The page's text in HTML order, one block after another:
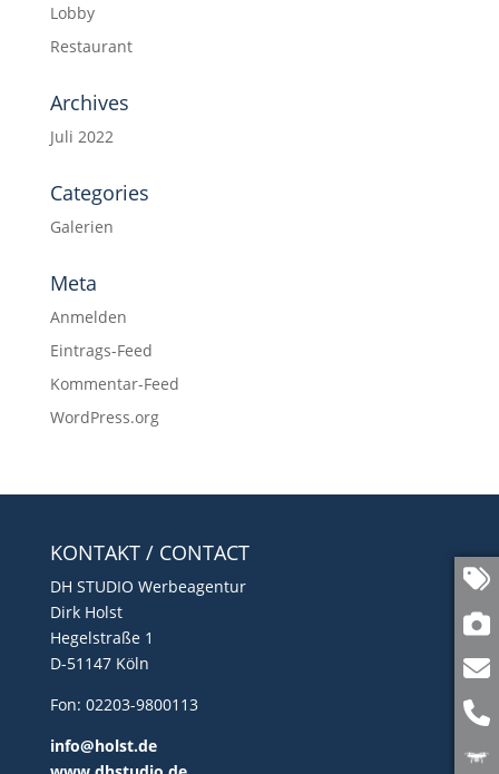
Lobby
Restaurant
Archives
Juli 2022
Categories
Galerien
Meta
Anmelden
Eintrags-Feed
Kommentar-Feed
WordPress.org
KONTAKT / CONTACT
DH STUDIO Werbeagentur
Dirk Holst
Hegelstraße 1
D-51147 Köln
Fon: 02203-9800113
info@holst.de